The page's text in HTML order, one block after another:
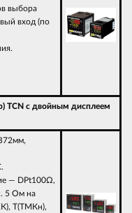
выбора
вход (по
TCN с двойным дисплеем
— DPt100Ω,
5 Ом на
T(ТМКн),